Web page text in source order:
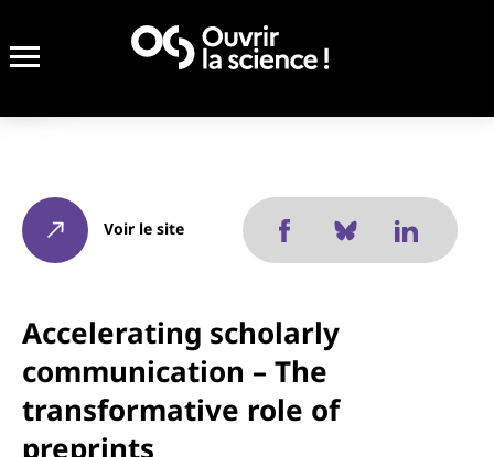
Voir le site
Accelerating scholarly
communication – The
transformative role of
preprints